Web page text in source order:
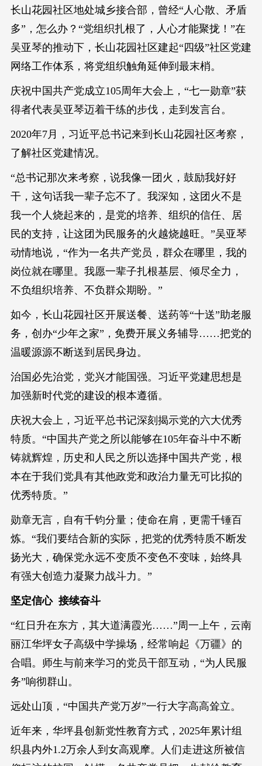
长山花园社区地处城乡接合部，曾经“人心散、矛盾
多”，怎么办？“党组织扎根了，人心才能聚拢！”在
吴亚琴的推动下，长山花园社区建起“四级”社区党建
网络工作体系，将党组织触角延伸到最末梢。
庆祝中国共产党成立105周年大会上，“七一勋章”获
得者代表吴亚琴迈着干练的步伐，走到发言台。
2020年7月，习近平总书记来到长山花园社区考察，
了解社区党建情况。
“总书记那次来考察，说我像一团火，鼓励我好好
干，这句话我一辈子忘不了。我深知，这团火不是
我一个人烧起来的，是党的培养、组织的信任、居
民的支持，让这团为民服务的火越烧越旺。”吴亚琴
动情地说，“作为一名共产党员，群众在哪里，我的
岗位就在哪里。我愿一辈子扎根基层、倾尽全力，
不负组织培养、不负群众期盼。”
如今，长山花园社区开展送餐、送药等“十送”助老服
务，创办“少年之家”，免费开展义务辅导……把党的
温暖源源不断送到居民身边。
治国必先治党，党兴才能国强。习近平党建思想是
加强新时代党的建设的根本遵循。
庆祝大会上，习近平总书记深刻揭示党的六大优秀
特质。“中国共产党之所以能够在105年奋斗中不断
铸就辉煌，历史和人民之所以选择中国共产党，根
本在于我们党具有其他政党和政治力量无可比拟的
优秀特质。”
勋章无言，自有千钧分量；使命在肩，更需千锤百
炼。“我们要结合新的实际，把党的优秀特质不断发
扬光大，确保党永远不变质不变色不变味，始终具
有强大创造力凝聚力战斗力。”
坚定信心 接续奋斗
“红日升在东方，其大道满霞光……”周一上午，云南
丽江华坪女子高级中学操场，经常响起《万疆》的
合唱。师生与前来学习的党员干部互动，“为人民服
务”响彻群山。
远处山顶，“中国共产党万岁”一行大字高高耸立。
近年来，华坪县创新党性教育方式，2025年累计组
织县内外1.2万余人到女高观摩。人们走进这所被信